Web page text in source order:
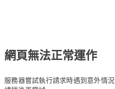
網頁無法正常運作
服務器嘗試執行請求時遇到意外情況